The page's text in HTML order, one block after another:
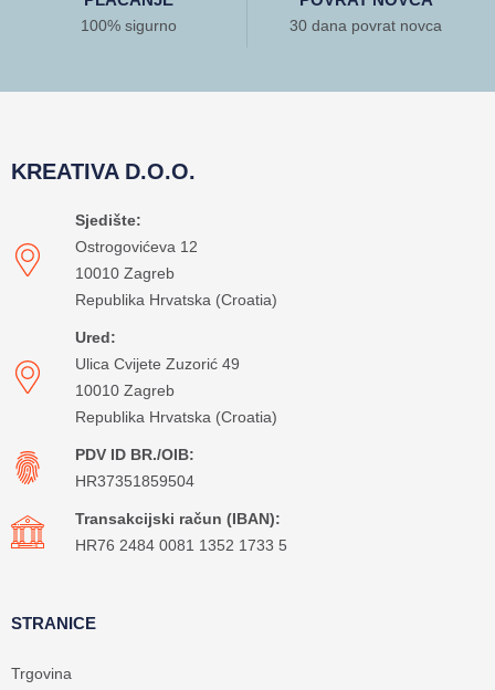
100% sigurno 30 dana povrat novca
KREATIVA D.O.O.
Sjedište:
Ostrogovićeva 12
10010 Zagreb
Republika Hrvatska (Croatia)
Ured:
Ulica Cvijete Zuzorić 49
10010 Zagreb
Republika Hrvatska (Croatia)
PDV ID BR./OIB:
HR37351859504
Transakcijski račun (IBAN):
HR76 2484 0081 1352 1733 5
STRANICE
Trgovina